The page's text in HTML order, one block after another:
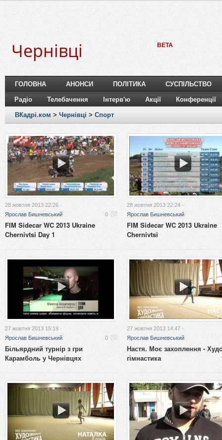
Чернівці BETA
ГОЛОВНА АНОНСИ ПОЛІТИКА СУСПІЛЬСТВО
Радіо Телебачення Інтерв'ю Акції Конференції
ВКадрі.ком > Чернівці > Спорт
28 жовтня 2013 22:26 ·
Ярослав Бишневський
0
FIM Sidecar WC 2013 Ukraine
Chernivtsi Day 1
28 жовтня 2013 22:24 ·
Ярослав Бишневський
FIM Sidecar WC 2013 Ukraine
Chernivtsi
27 жовтня 2013 15:19 ·
Ярослав Бишневський
0
Більярдний турнір з гри
Карамболь у Чернівцях
27 жовтня 2013 14:47 ·
Ярослав Бишневський
Настя. Моє захоплення -
гімнастика